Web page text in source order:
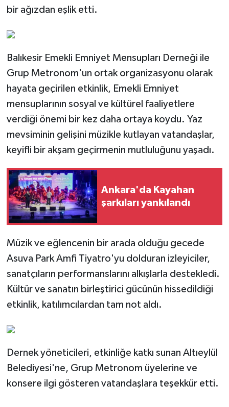
bir ağızdan eşlik etti.
Balıkesir Emekli Emniyet Mensupları Derneği ile
Grup Metronom'un ortak organizasyonu olarak
hayata geçirilen etkinlik, Emekli Emniyet
mensuplarının sosyal ve kültürel faaliyetlere
verdiği önemi bir kez daha ortaya koydu. Yaz
mevsiminin gelişini müzikle kutlayan vatandaşlar,
keyifli bir akşam geçirmenin mutluluğunu yaşadı.
Ankara'da Kayahan
şarkıları yankılandı
Müzik ve eğlencenin bir arada olduğu gecede
Asuva Park Amfi Tiyatro'yu dolduran izleyiciler,
sanatçıların performanslarını alkışlarla destekledi.
Kültür ve sanatın birleştirici gücünün hissedildiği
etkinlik, katılımcılardan tam not aldı.
Dernek yöneticileri, etkinliğe katkı sunan Altıeylül
Belediyesi'ne, Grup Metronom üyelerine ve
konsere ilgi gösteren vatandaşlara teşekkür etti.